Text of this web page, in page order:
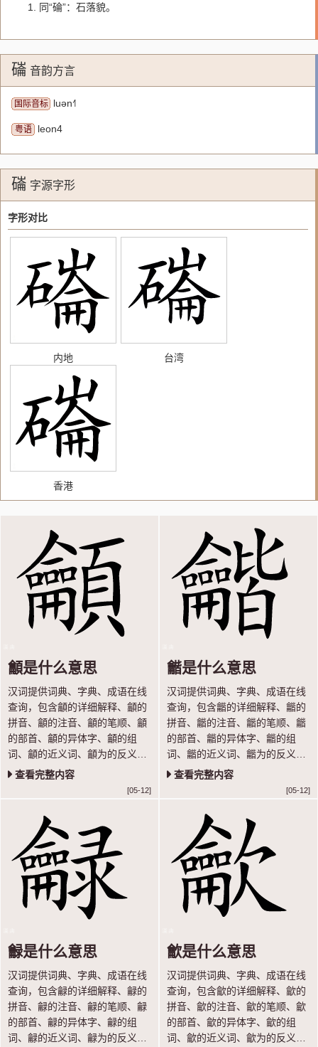
1. 同“碖”：石落貌。
磮 音韵方言
国际音标 luən˧˥
粤语 leon4
磮 字源字形
字形对比
内地 台湾
香港
龥是什么意思
汉词提供词典、字典、成语在线
查询，包含龥的详细解释、龥的
拼音、龥的注音、龥的笔顺、龥
的部首、龥的异体字、龥的组
词、龥的近义词、龥为的反义词
等内容，让你轻松学汉语。
查看完整内容
[05-12]
龤是什么意思
汉词提供词典、字典、成语在线
查询，包含龤的详细解释、龤的
拼音、龤的注音、龤的笔顺、龤
的部首、龤的异体字、龤的组
词、龤的近义词、龤为的反义词
等内容，让你轻松学汉语。
查看完整内容
[05-12]
龣是什么意思
汉词提供词典、字典、成语在线
查询，包含龣的详细解释、龣的
拼音、龣的注音、龣的笔顺、龣
的部首、龣的异体字、龣的组
词、龣的近义词、龣为的反义词
龡是什么意思
汉词提供词典、字典、成语在线
查询，包含龡的详细解释、龡的
拼音、龡的注音、龡的笔顺、龡
的部首、龡的异体字、龡的组
词、龡的近义词、龡为的反义词